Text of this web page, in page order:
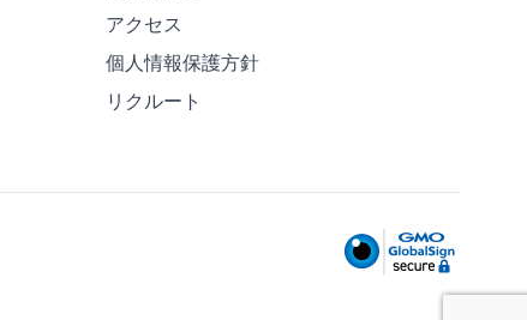
アクセス
個人情報保護方針
リクルート